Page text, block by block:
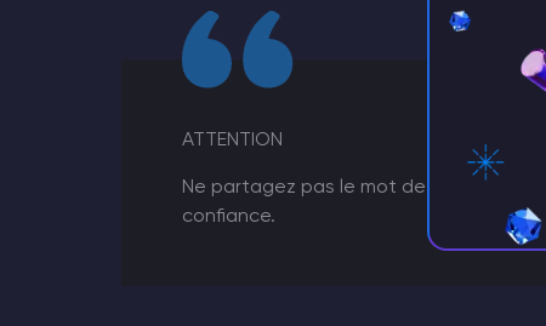
ATTENTION
Ne partagez pas le mot de passe
confiance.